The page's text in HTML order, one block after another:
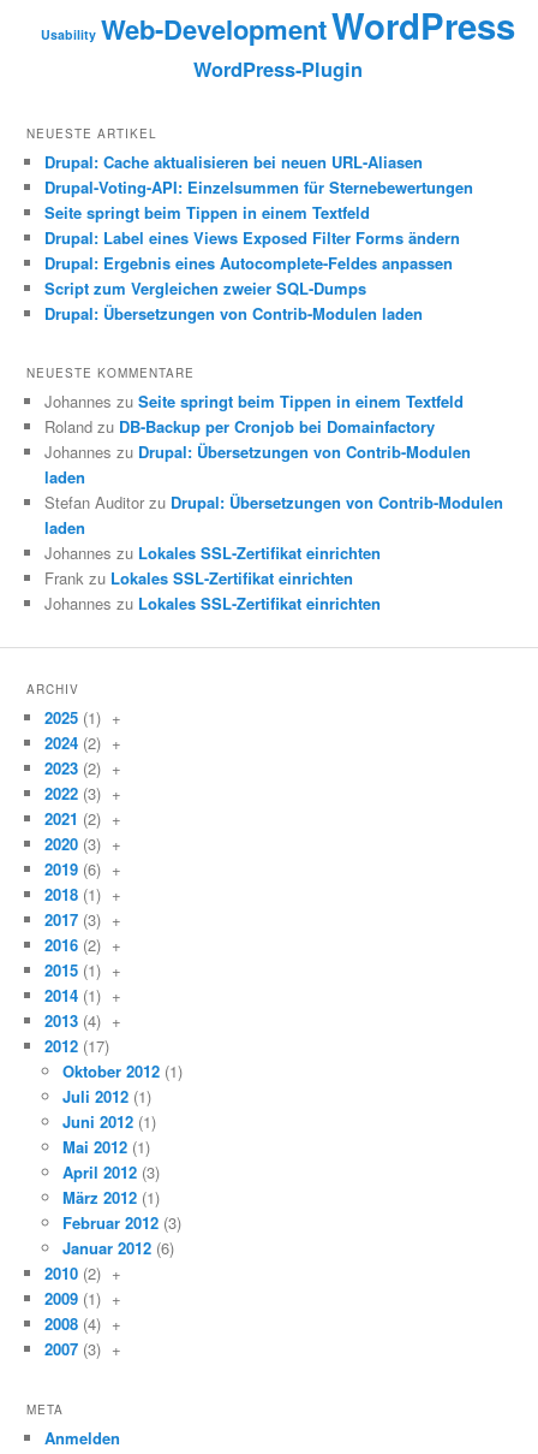
Usability Web-DevelopmentWordPress
WordPress-Plugin
NEUESTE ARTIKEL
Drupal: Cache aktualisieren bei neuen URL-Aliasen
Drupal-Voting-API: Einzelsummen für Sternebewertungen
Seite springt beim Tippen in einem Textfeld
Drupal: Label eines Views Exposed Filter Forms ändern
Drupal: Ergebnis eines Autocomplete-Feldes anpassen
Script zum Vergleichen zweier SQL-Dumps
Drupal: Übersetzungen von Contrib-Modulen laden
NEUESTE KOMMENTARE
Johannes zuSeite springt beim Tippen in einem Textfeld
Roland zu DB-Backup per Cronjob bei Domainfactory
Johannes zu Drupal: Übersetzungen von Contrib-Modulen
laden
Stefan Auditor zu Drupal: Übersetzungen von Contrib-Modulen
laden
Johannes zu Lokales SSL-Zertifikat einrichten
Frank zu Lokales SSL-Zertifikat einrichten
Johannes zu Lokales SSL-Zertifikat einrichten
ARCHIV
2025 (1) +
2024 (2) +
2023 (2) +
2022 (3) +
2021 (2) +
2020 (3) +
2019 (6) +
2018 (1) +
2017 (3) +
2016 (2) +
2015 (1) +
2014 (1) +
2013 (4) +
2012 (17)
Oktober 2012 (1)
Juli 2012 (1)
Juni 2012 (1)
Mai 2012 (1)
April 2012 (3)
März 2012 (1)
Februar 2012 (3)
Januar 2012 (6)
2010 (2) +
2009 (1) +
2008 (4) +
2007 (3) +
META
Anmelden